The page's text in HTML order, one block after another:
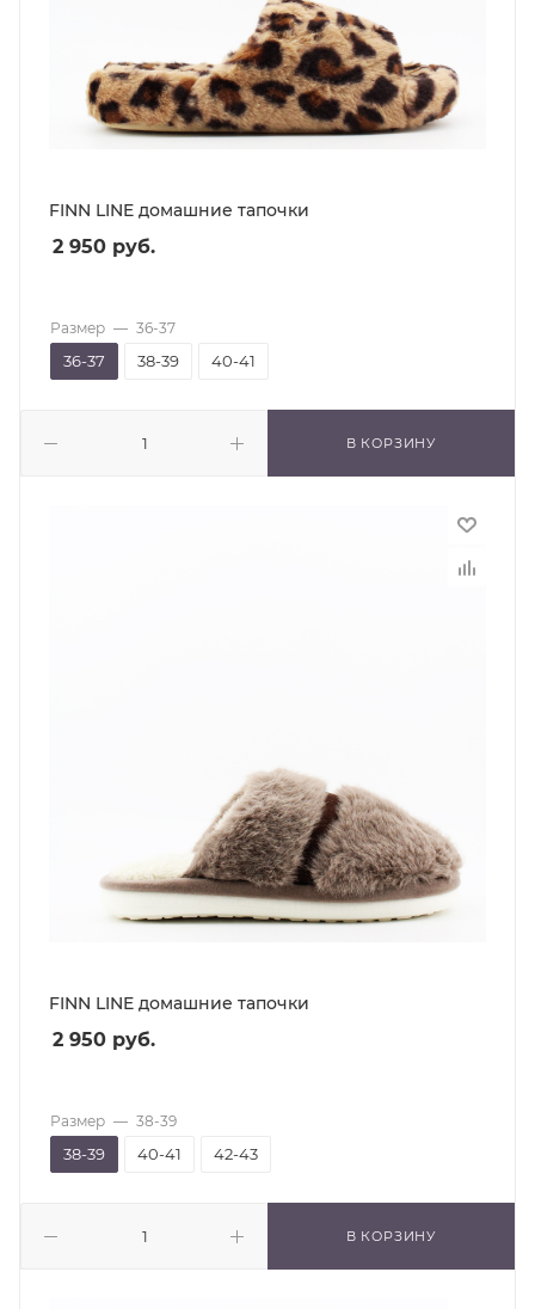
FINN LINE домашние тапочки
2 950 руб.
В КОРЗИНУ
Размер — 36-37
36-37 38-39 40-41
FINN LINE домашние тапочки
2 950 руб.
В КОРЗИНУ
Размер — 38-39
38-39 40-41 42-43